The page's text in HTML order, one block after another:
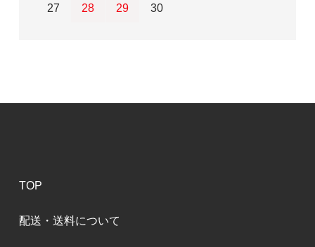
27 28 29 30
TOP
配送・送料について